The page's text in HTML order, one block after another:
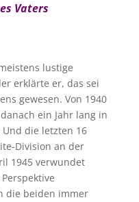
Vaters
lustige
erklärte er, das sei
gewesen. Von 1940
ein Jahr lang in
die letzten 16
Division an der
1945 verwundet
die beiden immer